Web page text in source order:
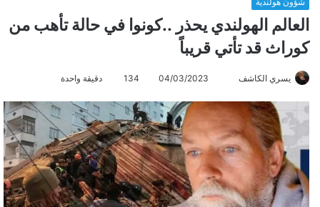
العالم الهولندي يحذر ..كونوا في حالة تأهب من
كوراث قد تأتي قريباً
يسري الكاشف
س
ل
ب
ر
ي
د
04/03/2023
134 دقيقة واحدة